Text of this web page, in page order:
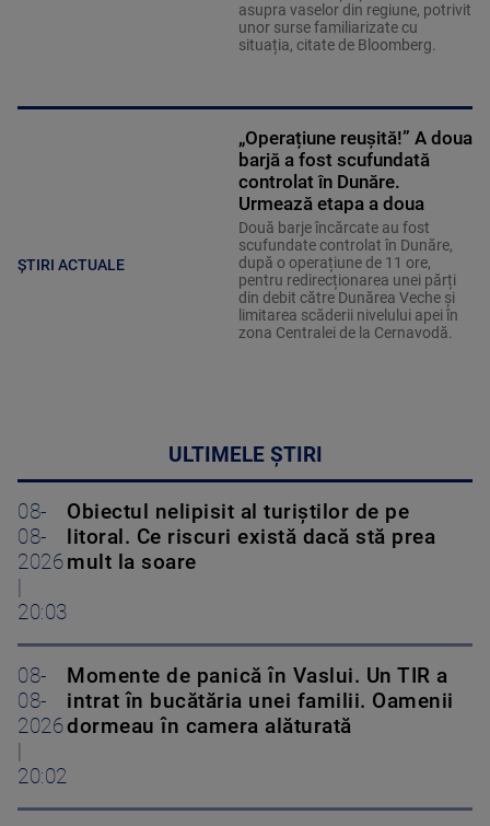
asupra vaselor din regiune, potrivit
unor surse familiarizate cu
situația, citate de Bloomberg.
ȘTIRI ACTUALE
„Operațiune reușită!” A doua
barjă a fost scufundată
controlat în Dunăre.
Urmează etapa a doua
Două barje încărcate au fost
scufundate controlat în Dunăre,
după o operațiune de 11 ore,
pentru redirecționarea unei părți
din debit către Dunărea Veche și
limitarea scăderii nivelului apei în
zona Centralei de la Cernavodă.
ULTIMELE ȘTIRI
08-
08-
2026
20:03
Obiectul nelipisit al turiștilor de pe
litoral. Ce riscuri există dacă stă prea
mult la soare
08-
08-
2026
20:02
Momente de panică în Vaslui. Un TIR a
intrat în bucătăria unei familii. Oamenii
dormeau în camera alăturată